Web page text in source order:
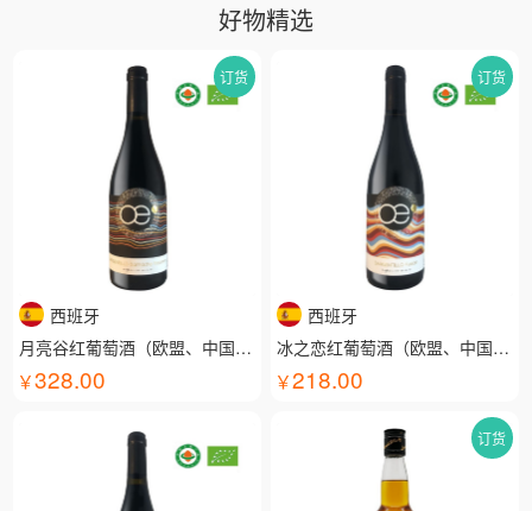
好物精选
订货
西班牙
月亮谷红葡萄酒（欧盟、中国有机认证）
328.00
订货
西班牙
冰之恋红葡萄酒（欧盟、中国有机认证）
218.00
订货